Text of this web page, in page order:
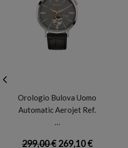
Orologio Bulova Uomo
Automatic Aerojet Ref.
…
299,00 €269,10 €